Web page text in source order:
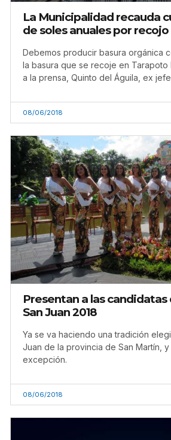
La Municipalidad recauda
de soles anuales por
Debemos producir basura orgánica
la basura que se recoje en Tarapoto
a la prensa, Quinto del Águila, ex
08/06/2018
Presentan a las
San Juan 2018
Ya se va haciendo una tradición
Juan de la provincia de San Martín, y
excepción.
08/06/2018